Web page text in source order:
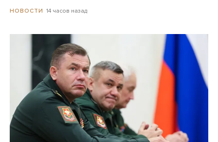
НОВОСТИ 14 часов назад